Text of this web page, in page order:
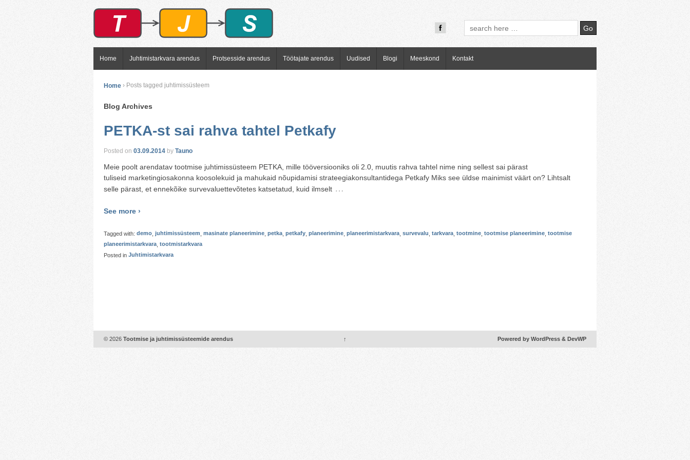
Home Juhtimistarkvara arendus Protsesside arendus Töötajate arendus Uudised Blogi Meeskond Kontakt
Home › Posts tagged juhtimissüsteem
Blog Archives
PETKA-st sai rahva tahtel Petkafy
Posted on 03.09.2014 by Tauno
Meie poolt arendatav tootmise juhtimissüsteem PETKA, mille tööversiooniks oli 2.0, muutis rahva tahtel nime ning sellest sai pärast
tuliseid marketingiosakonna koosolekuid ja mahukaid nõupidamisi strateegiakonsultantidega Petkafy Miks see üldse mainimist väärt on? Lihtsalt
selle pärast, et ennekõike survevaluettevõtetes katsetatud, kuid ilmselt …
See more ›
Tagged with: demo juhtimissüsteem masinate planeerimine petka, petkafy planeerimine planeerimistarkvara, survevalu tarkvara, tootmine tootmise planeerimine tootmise
planeerimistarkvara, tootmistarkvara
Posted in Juhtimistarkvara
© 2026 Tootmise ja juhtimissüsteemide arendus ↑ Powered by WordPress & DevWP